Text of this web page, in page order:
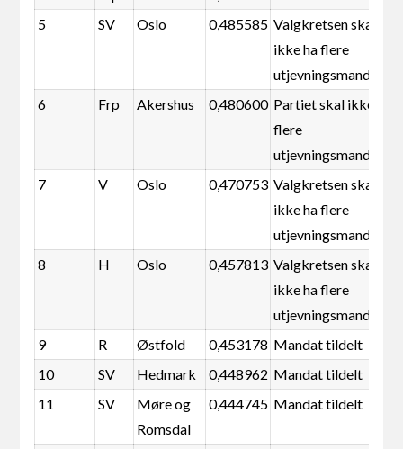
5
SV Oslo 0,485585 Valgkretsen skal
ikke ha flere
utjevningsmandater
6
Frp Akershus 0,480600 Partiet skal ikke ha
flere
utjevningsmandater
7
V Oslo 0,470753 Valgkretsen skal
ikke ha flere
utjevningsmandater
8
H Oslo 0,457813 Valgkretsen skal
ikke ha flere
utjevningsmandater
9
R Østfold 0,453178 Mandat tildelt
10
SV Hedmark 0,448962 Mandat tildelt
11
SV
Møre og
Romsdal
0,444745 Mandat tildelt